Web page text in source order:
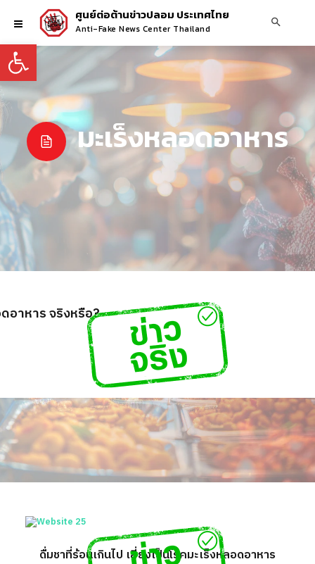
Open toolbar
ศูนย์ต่อต้านข่าวปลอม ประเทศไทย
Anti-Fake News Center Thailand
มะเร็งหลอดอาหาร
อาหาร จริงหรือ?
ดื่มชาที่ร้อนเกินไป เสี่ยงเป็นโรคมะเร็งหลอดอาหาร